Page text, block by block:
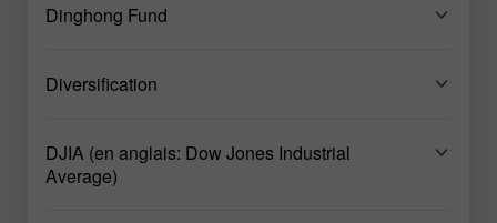
Dinghong Fund
Diversification
DJIA (en anglais: Dow Jones Industrial
Average)